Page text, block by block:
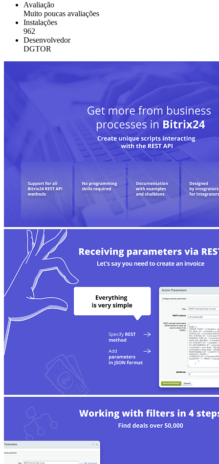
Avaliação
Muito poucas avaliações
Instalações
962
Desenvolvedor
DGTOR